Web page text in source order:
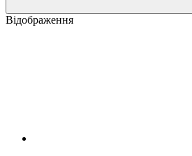
Відображення